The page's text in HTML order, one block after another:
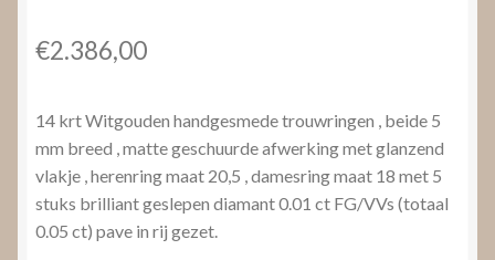
€2.386,00
14 krt Witgouden handgesmede trouwringen , beide 5
mm breed , matte geschuurde afwerking met glanzend
vlakje , herenring maat 20,5 , damesring maat 18 met 5
stuks brilliant geslepen diamant 0.01 ct FG/VVs (totaal
0.05 ct) pave in rij gezet.